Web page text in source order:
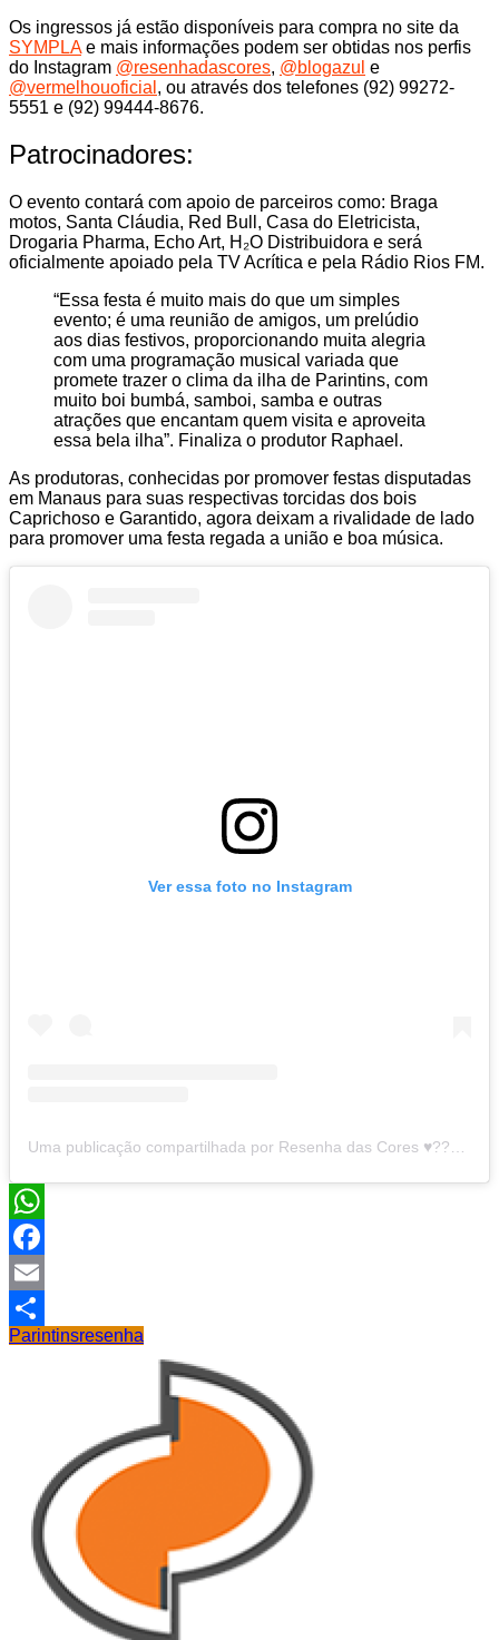
Os ingressos já estão disponíveis para compra no site da
SYMPLAe mais informações podem ser obtidas nos perfis
do Instagram @resenhadascores, @blogazul e
@vermelhouoficial , ou através dos telefones (92) 99272-
5551 e (92) 99444-8676.
Patrocinadores:
O evento contará com apoio de parceiros como: Braga
motos, Santa Cláudia, Red Bull, Casa do Eletricista,
Drogaria Pharma, Echo Art, H₂O Distribuidora e será
oficialmente apoiado pela TV Acrítica e pela Rádio Rios FM.
“Essa festa é muito mais do que um simples
evento; é uma reunião de amigos, um prelúdio
aos dias festivos, proporcionando muita alegria
com uma programação musical variada que
promete trazer o clima da ilha de Parintins, com
muito boi bumbá, samboi, samba e outras
atrações que encantam quem visita e aproveita
essa bela ilha”. Finaliza o produtor Raphael.
As produtoras, conhecidas por promover festas disputadas
em Manaus para suas respectivas torcidas dos bois
Caprichoso e Garantido, agora deixam a rivalidade de lado
para promover uma festa regada a união e boa música.
Ver essa foto no Instagram
WhatsApp
Facebook
Email
Share
Parintinsresenha